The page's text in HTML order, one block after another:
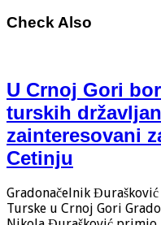
Check Also
U Crnoj Gori
turskih
zainteresovani
Cetinju
Gradonačelnik Đurašković
Turske u Crnoj Gori